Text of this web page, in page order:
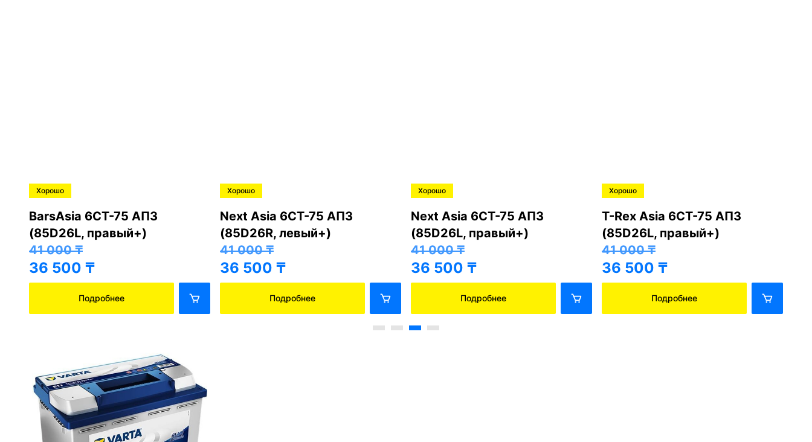
Хорошо
BarsAsia 6СТ-75 АПЗ
(85D26L, правый+)
41 000₸
36 500 ₸
Подробнее
Хорошо
Next Asia 6СТ-75 АПЗ
(85D26R, левый+)
41 000₸
36 500 ₸
Подробнее
Хорошо
Next Asia 6СТ-75 АПЗ
(85D26L, правый+)
41 000₸
36 500 ₸
Подробнее
Хорошо
T-Rex Asia 6СТ-75 АПЗ
(85D26L, правый+)
41 000₸
36 500 ₸
Подробнее